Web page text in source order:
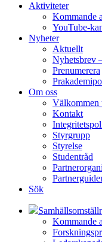
Aktiviteter
Kommande
YouTube-
Nyheter
Aktuellt
Nyhetsbrev
Prenumerera
Om oss
Välkommen
Kontakt
Styrgrupp
Styrelse
Studentråd
Sök
Kommande